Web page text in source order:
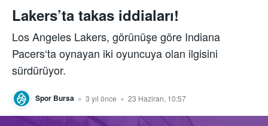
Lakers’ta takas iddiaları!
Los Angeles Lakers, görünüşe göre Indiana
Pacers‘ta oynayan iki oyuncuya olan ilgisini
sürdürüyor.
Spor Bursa 3 yıl önce 23 Haziran, 10:57